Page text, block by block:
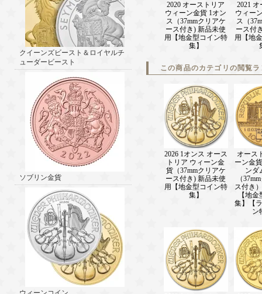
クイーンズビースト＆ロイヤルチ
ューダービースト
ソブリン金貨
2020 オーストリア
ウィーン金貨 1オン
ス（37mmクリアケ
ース付き) 新品未使
用【地金型コイン特
集】
2021
ウィー
ス（
ース付
用【地
この商品のカテゴリの閲覧
2026 1オンス オース
トリア ウィーン金
貨（37mmクリアケ
ース付き) 新品未使
用【地金型コイン特
集】
オース
ーン金
ンダ
（
ス付き
【地
集】【
ン